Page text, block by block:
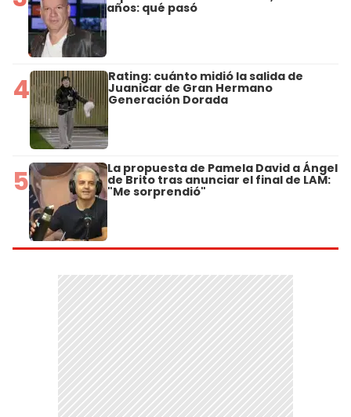
años: qué pasó
4 Rating: cuánto midió la salida de
Juanicar de Gran Hermano
Generación Dorada
5 La propuesta de Pamela David a Ángel
de Brito tras anunciar el final de LAM:
"Me sorprendió"